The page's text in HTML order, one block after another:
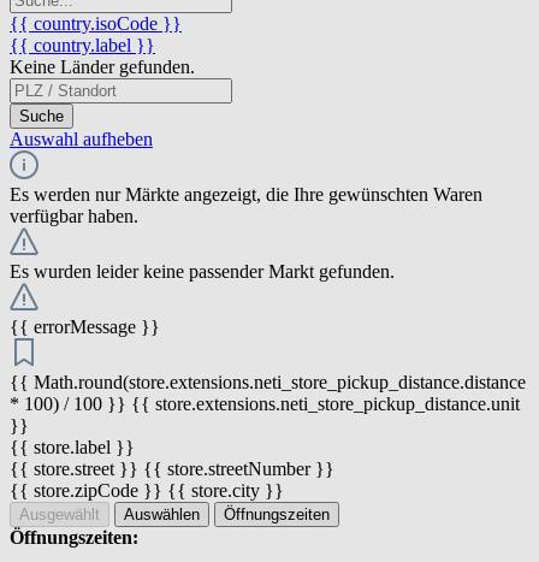
{{ country.isoCode }}
{{ country.label }}
Keine Länder gefunden.
Suche
Auswahl aufheben
Es werden nur Märkte angezeigt, die Ihre gewünschten Waren
verfügbar haben.
Es wurden leider keine passender Markt gefunden.
{{ errorMessage }}
{{ Math.round(store.extensions.neti_store_pickup_distance.distance
* 100) / 100 }} {{ store.extensions.neti_store_pickup_distance.unit
}}
{{ store.label }}
{{ store.street }} {{ store.streetNumber }}
{{ store.zipCode }} {{ store.city }}
Ausgewählt Auswählen Öffnungszeiten
Öffnungszeiten: